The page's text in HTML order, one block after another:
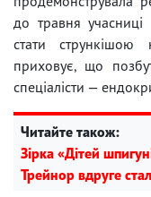
до травня учасниці
стати стрункішою
приховує, що
спеціалісти —
Читайте також:
Зірка «Дітей
Трейнор вдруге